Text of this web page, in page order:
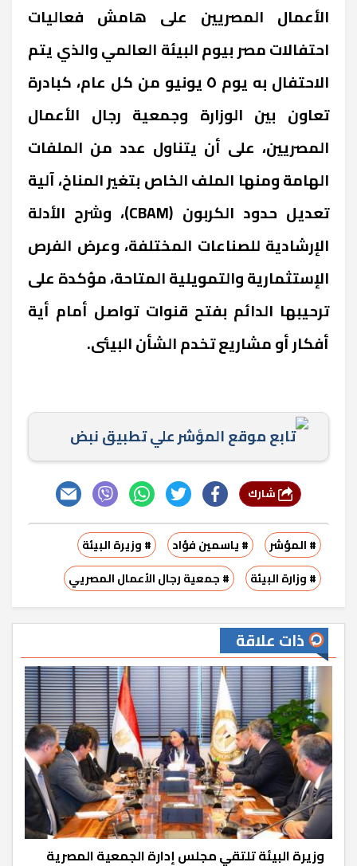
الأعمال المصريين على هامش فعاليات
احتفالات مصر بيوم البيئة العالمي والذي يتم
الاحتفال به يوم ٥ يونيو من كل عام، كبادرة
تعاون بين الوزارة وجمعية رجال الأعمال
المصريين، على أن يتناول عدد من الملفات
الهامة ومنها الملف الخاص بتغير المناخ، آلية
تعديل حدود الكربون (CBAM)، وشرح الأدلة
الإرشادية للصناعات المختلفة، وعرض الفرص
الإستثمارية والتمويلية المتاحة، مؤكدة على
ترحيبها الدائم بفتح قنوات تواصل أمام أية
أفكار أو مشاريع تخدم الشأن البيئى.
تابع موقع المؤشر علي تطبيق نبض
# المؤشر # ياسمين فؤاد
# وزيرة البيئة
# وزارة البيئة
# جمعية رجال الأعمال المصريي
ذات علاقة
وزيرة البيئة تلتقي مجلس إدارة الجمعية المصرية